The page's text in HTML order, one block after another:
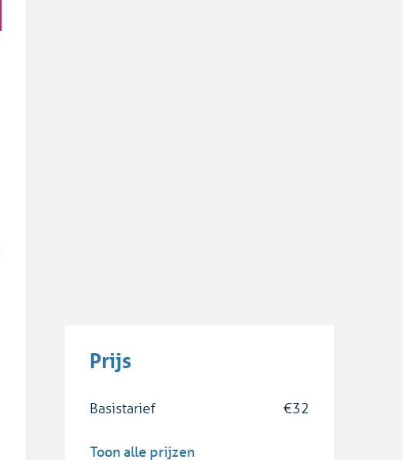
Prijs
Basistarief €32
Toon alle prijzen